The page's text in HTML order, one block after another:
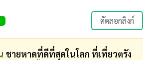
คัดลอกลิงก์
ชายหาดที่ดีที่สุดในโลก ที่เที่ยวตรัง